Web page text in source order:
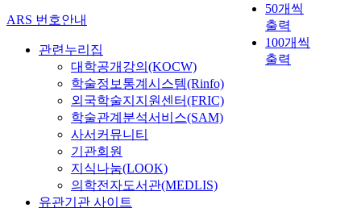
50개씩
출력
100개씩
출력
ARS 번호안내
관련누리집
대학공개강의(KOCW)
학술정보통계시스템(Rinfo)
외국학술지지원센터(FRIC)
학술관계분석서비스(SAM)
사서커뮤니티
기관회원
지식나눔(LOOK)
의학전자도서관(MEDLIS)
유관기관 사이트